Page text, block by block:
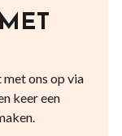
ons op via
keer een